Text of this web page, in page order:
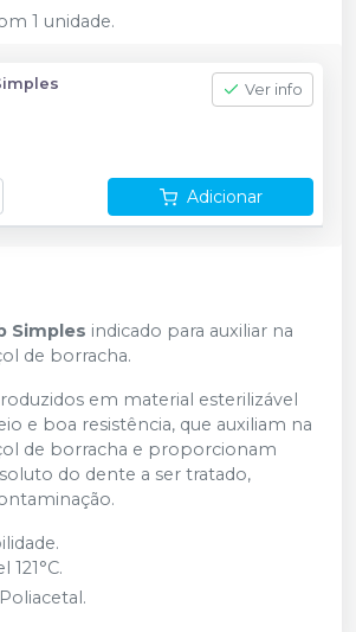
1 unidade.
Ver info
Adicionar
Simples indicado para auxiliar na
de borracha.
em material esterilizável
e boa resistência, que auxiliam na
de borracha e proporcionam
do dente a ser tratado,
121°C.
Poliacetal.